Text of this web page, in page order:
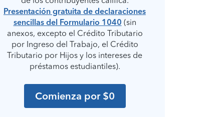
Presentación gratuita de declaraciones
sencillas del Formulario 1040 (sin
anexos, excepto el Crédito Tributario
por Ingreso del Trabajo, el Crédito
Tributario por Hijos y los intereses de
préstamos estudiantiles).
Comienza por $0